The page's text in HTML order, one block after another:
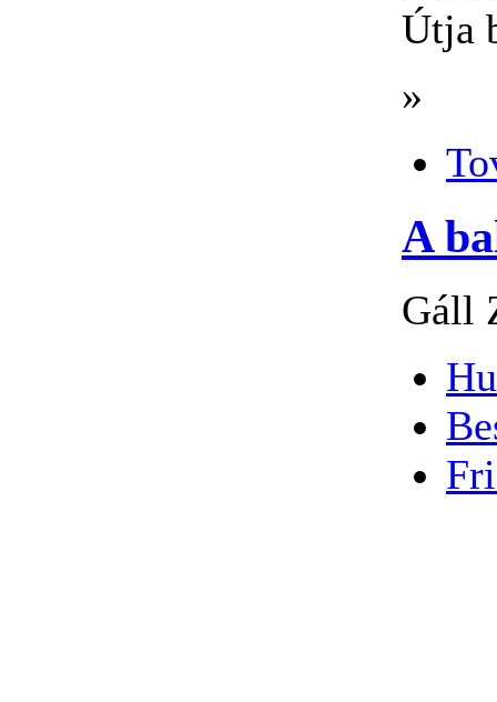
Útja
»
A
Gáll